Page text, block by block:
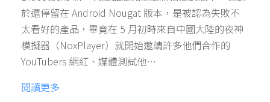
於還停留在 Android Nougat 版本，是被認為失敗不
太看好的產品，畢竟在 5 月初時來自中國大陸的夜神
模擬器（NoxPlayer）就開始邀請許多他們合作的
YouTubers 網紅、媒體測試他…
閱讀更多